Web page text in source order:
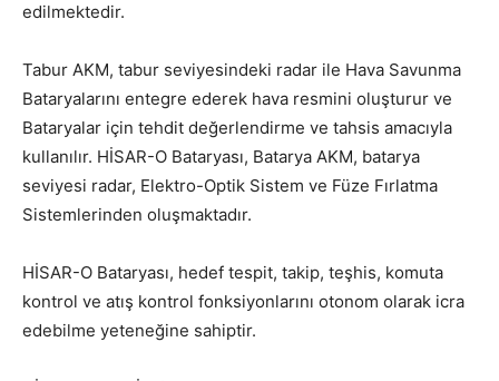
edilmektedir.
Tabur AKM, tabur seviyesindeki radar ile Hava Savunma
Bataryalarını entegre ederek hava resmini oluşturur ve
Bataryalar için tehdit değerlendirme ve tahsis amacıyla
kullanılır. HİSAR-O Bataryası, Batarya AKM, batarya
seviyesi radar, Elektro-Optik Sistem ve Füze Fırlatma
Sistemlerinden oluşmaktadır.
HİSAR-O Bataryası, hedef tespit, takip, teşhis, komuta
kontrol ve atış kontrol fonksiyonlarını otonom olarak icra
edebilme yeteneğine sahiptir.